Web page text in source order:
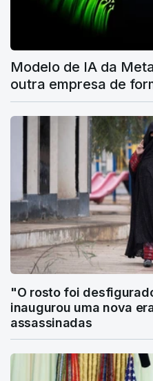
Modelo de IA da
outra empresa de
"O rosto foi
inaugurou uma nova
assassinadas